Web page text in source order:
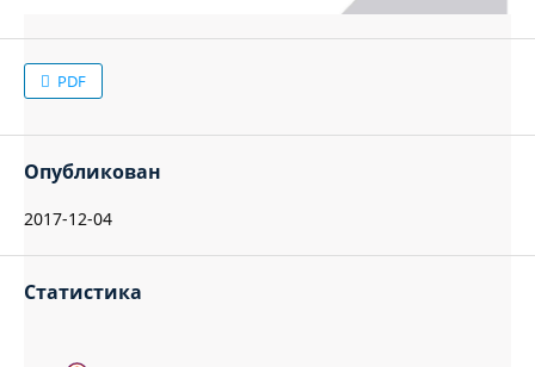
PDF
Опубликован
2017-12-04
Статистика